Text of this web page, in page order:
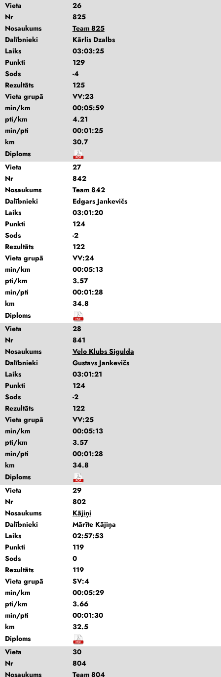
Vieta
26
Nr
825
Nosaukums
Team 825
Dalībnieki
Kārlis Dzalbs
Laiks
03:03:25
Punkti
129
Sods
-4
Rezultāts
125
Vieta grupā
VV:23
min/km
00:05:59
pti/km
4.21
min/pti
00:01:25
km
30.7
Diploms
Vieta
27
Nr
842
Nosaukums
Team 842
Dalībnieki
Edgars Jankevičs
Laiks
03:01:20
Punkti
124
Sods
-2
Rezultāts
122
Vieta grupā
VV:24
min/km
00:05:13
pti/km
3.57
min/pti
00:01:28
km
34.8
Diploms
Vieta
28
Nr
841
Nosaukums
Velo Klubs Sigulda
Dalībnieki
Gustavs Jankevičs
Laiks
03:01:21
Punkti
124
Sods
-2
Rezultāts
122
Vieta grupā
VV:25
min/km
00:05:13
pti/km
3.57
min/pti
00:01:28
km
34.8
Diploms
Vieta
29
Nr
802
Nosaukums
Kājiņi
Dalībnieki
Mārīte Kājiņa
Laiks
02:57:53
Punkti
119
Sods
0
Rezultāts
119
Vieta grupā
SV:4
min/km
00:05:29
pti/km
3.66
min/pti
00:01:30
km
32.5
Diploms
Vieta
30
Nr
804
Nosaukums
Team 804